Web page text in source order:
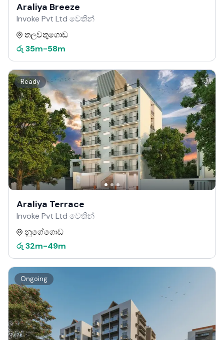
Araliya Breeze
Invoke Pvt Ltd වෙතින්
තලවතුගොඩ
රු 35m-58m
Ready
Araliya Terrace
Invoke Pvt Ltd වෙතින්
නුගේගොඩ
රු 32m-49m
Ongoing